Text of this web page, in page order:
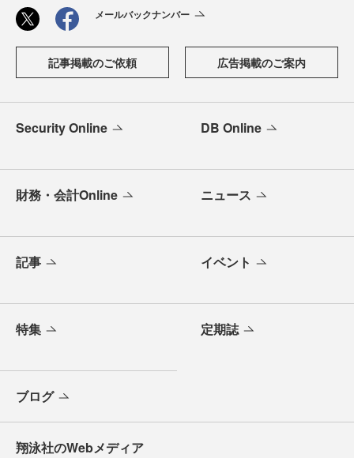
メールバックナンバー
記事掲載のご依頼 広告掲載のご案内
Security Online DB Online
財務・会計Online ニュース
記事 イベント
特集 定期誌
ブログ
翔泳社のWebメディア